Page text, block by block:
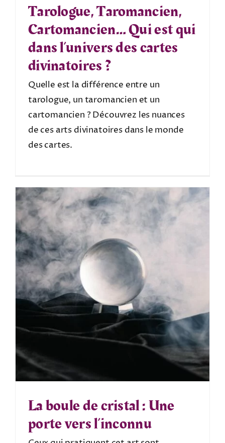
Tarologue, Taromancien,
Cartomancien… Qui est qui
dans l’univers des cartes
divinatoires ?
Quelle est la différence entre un
tarologue, un taromancien et un
cartomancien ? Découvrez les nuances
de ces arts divinatoires dans le monde
des cartes.
La boule de cristal : Une
porte vers l’inconnu